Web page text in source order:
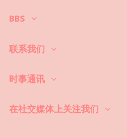
会如何好好对衣物进行护理。如
覆盖下。直接接触表面，如混凝
碎片！）可能会损坏泳衣的柔软面
怎么洗？每次使用后，用清水冲
手。切勿使用强力去污剂，如去
BBS
联系我们
时事通讯
在社交媒体上关注我们